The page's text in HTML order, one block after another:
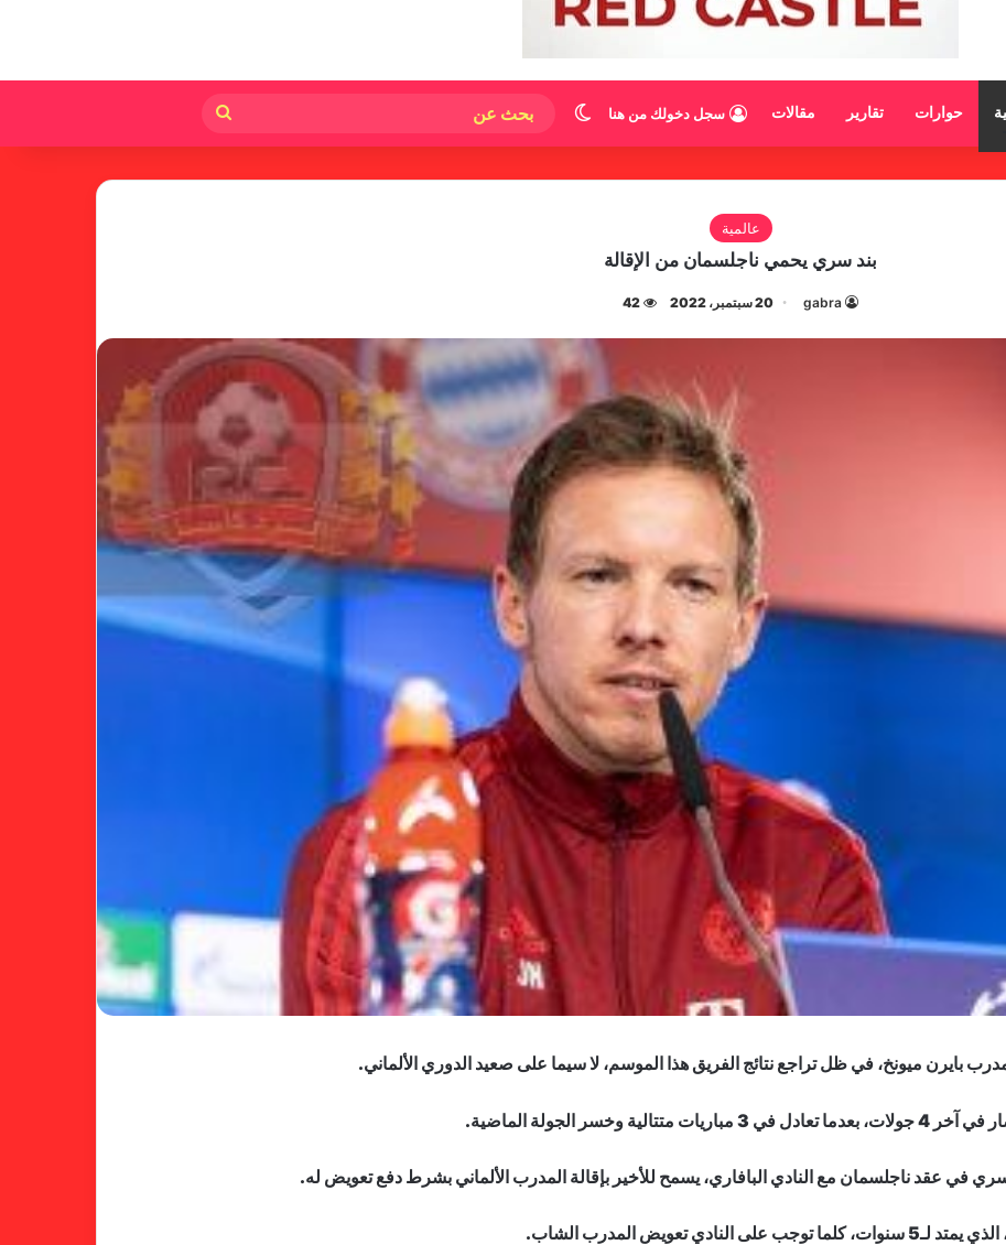
حوارات تقارير مقالات سجل دخولك من هنا الوضع المظلم
عن
عالمية
بند سري يحمي ناجلسمان من الإقالة
gabra 20 سبتمبر، 2022 42
بايرن ميونخ، في ظل تراجع نتائج الفريق هذا الموسم، لا سيما على صعيد الدوري الألماني.
الجولة الماضية.
في عقد ناجلسمان مع النادي البافاري، يسمح للأخير بإقالة المدرب الألماني بشرط دفع تعويض له.
تعويض المدرب الشاب.